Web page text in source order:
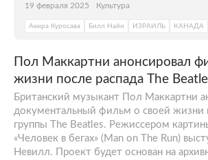
19 февраля 2025 Культура
Акира Куросава Билл Найи ИЗРАИЛЬ КАНАДА
Пол Маккартни анонсировал
жизни после распада The
Британский музыкант Пол Маккартни
документальный фильм о своей жизни
группы The Beatles. Режиссером
«Человек в бегах» (Man on The Run)
Невилл. Проект будет основан на